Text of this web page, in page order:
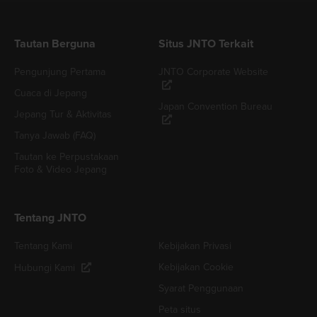
Tautan Berguna Situs JNTO Terkait
Tentang JNTO